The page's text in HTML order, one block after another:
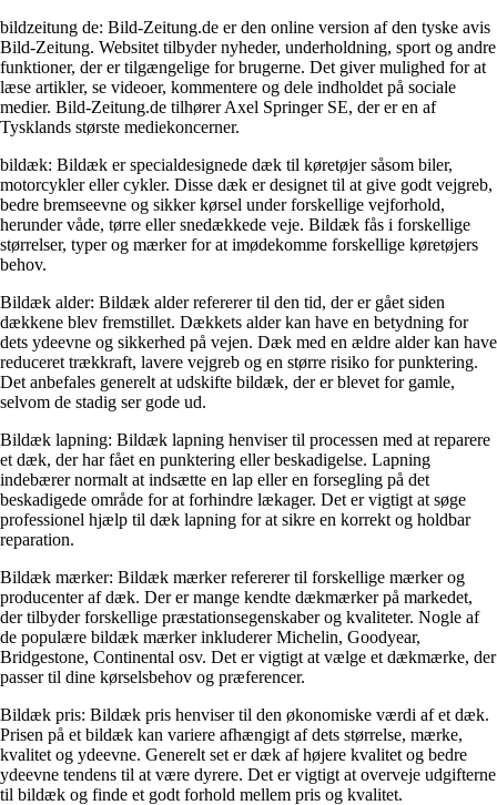
bildzeitung de: Bild-Zeitung.de er den online version af den tyske avis
Bild-Zeitung. Websitet tilbyder nyheder, underholdning, sport og andre
funktioner, der er tilgængelige for brugerne. Det giver mulighed for at
læse artikler, se videoer, kommentere og dele indholdet på sociale
medier. Bild-Zeitung.de tilhører Axel Springer SE, der er en af
Tysklands største mediekoncerner.
bildæk: Bildæk er specialdesignede dæk til køretøjer såsom biler,
motorcykler eller cykler. Disse dæk er designet til at give godt vejgreb,
bedre bremseevne og sikker kørsel under forskellige vejforhold,
herunder våde, tørre eller snedækkede veje. Bildæk fås i forskellige
størrelser, typer og mærker for at imødekomme forskellige køretøjers
behov.
Bildæk alder: Bildæk alder refererer til den tid, der er gået siden
dækkene blev fremstillet. Dækkets alder kan have en betydning for
dets ydeevne og sikkerhed på vejen. Dæk med en ældre alder kan have
reduceret trækkraft, lavere vejgreb og en større risiko for punktering.
Det anbefales generelt at udskifte bildæk, der er blevet for gamle,
selvom de stadig ser gode ud.
Bildæk lapning: Bildæk lapning henviser til processen med at reparere
et dæk, der har fået en punktering eller beskadigelse. Lapning
indebærer normalt at indsætte en lap eller en forsegling på det
beskadigede område for at forhindre lækager. Det er vigtigt at søge
professionel hjælp til dæk lapning for at sikre en korrekt og holdbar
reparation.
Bildæk mærker: Bildæk mærker refererer til forskellige mærker og
producenter af dæk. Der er mange kendte dækmærker på markedet,
der tilbyder forskellige præstationsegenskaber og kvaliteter. Nogle af
de populære bildæk mærker inkluderer Michelin, Goodyear,
Bridgestone, Continental osv. Det er vigtigt at vælge et dækmærke, der
passer til dine kørselsbehov og præferencer.
Bildæk pris: Bildæk pris henviser til den økonomiske værdi af et dæk.
Prisen på et bildæk kan variere afhængigt af dets størrelse, mærke,
kvalitet og ydeevne. Generelt set er dæk af højere kvalitet og bedre
ydeevne tendens til at være dyrere. Det er vigtigt at overveje udgifterne
til bildæk og finde et godt forhold mellem pris og kvalitet.